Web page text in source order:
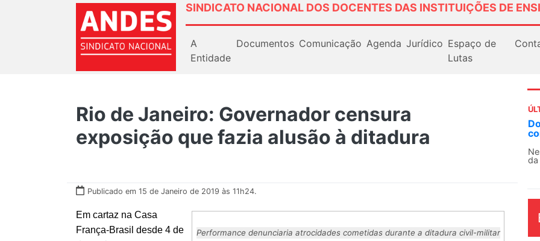
SINDICATO NACIONAL DOS DOCENTES DAS INSTITUIÇÕES DE
A
Entidade
Documentos Comunicação Agenda Jurídico Espaço de
Lutas
Rio de Janeiro: Governador censura
exposição que fazia alusão à ditadura
Publicado em 15 de Janeiro de 2019 às 11h24.
Performance denunciaria atrocidades cometidas durante a ditadura civil-militar
Em cartaz na Casa
França-Brasil desde 4 de
Docentes
contra as
Nessa segunda-
da educação